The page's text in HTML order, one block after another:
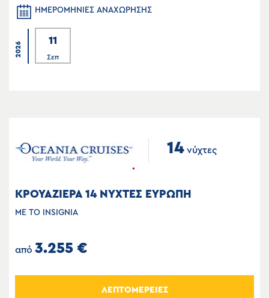
ΗΜΕΡΟΜΗΝΙΕΣ ΑΝΑΧΩΡΗΣΗΣ
2026
11
Σεπ
14 νύχτες
ΚΡΟΥΑΖΙΕΡΑ 14 ΝΥΧΤΕΣ ΕΥΡΩΠΗ
ΜΕ ΤΟ INSIGNIA
από 3.255 €
ΛΕΠΤΟΜΕΡΕΙΕΣ